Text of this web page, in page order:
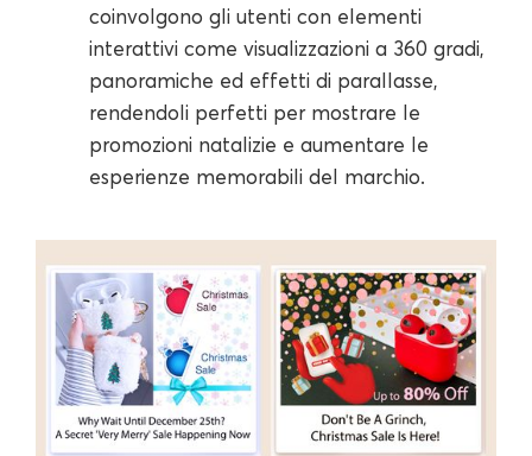
coinvolgono gli utenti con elementi
interattivi come visualizzazioni a 360 gradi,
panoramiche ed effetti di parallasse,
rendendoli perfetti per mostrare le
promozioni natalizie e aumentare le
esperienze memorabili del marchio.